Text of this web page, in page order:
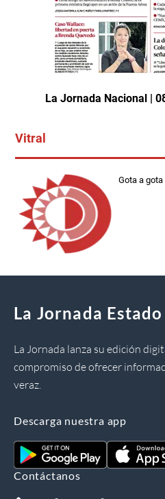
La Jornada Nacional |
Vitral
Gota a
La Jornada
La Jornada lanza su edición
compromiso de ofrecer
veraz.
Descarga nuestra app
Contáctanos